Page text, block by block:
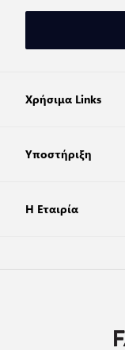
Χρήσιμα Links
Υποστήριξη
Η Εταιρία